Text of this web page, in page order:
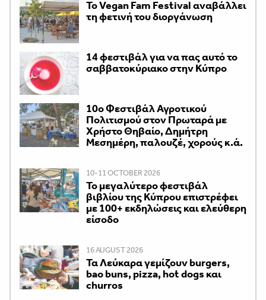
Το Vegan Fam Festival αναβάλλει
τη φετινή του διοργάνωση
14 φεστιβάλ για να πας αυτό το
σαββατοκύριακο στην Κύπρο
10ο Φεστιβάλ Αγροτικού
Πολιτισμού στον Πρωταρά με
Χρήστο Θηβαίο, Δημήτρη
Μεσημέρη, παλουζέ, χορούς κ.ά.
10-11 OCTOBER 2026
Το μεγαλύτερο φεστιβάλ
βιβλίου της Κύπρου επιστρέφει
με 100+ εκδηλώσεις και ελεύθερη
είσοδο
16 AUGUST 2026
Τα Λεύκαρα γεμίζουν burgers,
bao buns, pizza, hot dogs και
churros